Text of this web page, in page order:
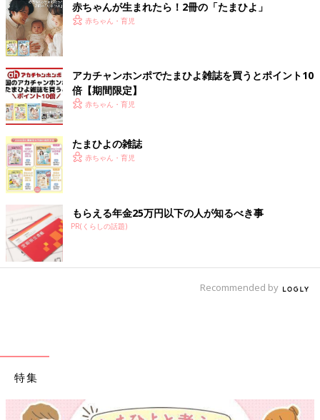
赤ちゃんが生まれたら！2冊の「たまひよ」
赤ちゃん・育児
アカチャンホンポでたまひよ雑誌を買うとポイント10
倍【期間限定】
赤ちゃん・育児
たまひよの雑誌
赤ちゃん・育児
もらえる年金25万円以下の人が知るべき事
PR(くらしの話題)
Recommended by
特集